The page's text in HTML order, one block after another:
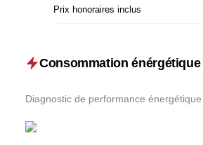
Prix honoraires inclus
Consommation énérgétique
Diagnostic de performance énergétique